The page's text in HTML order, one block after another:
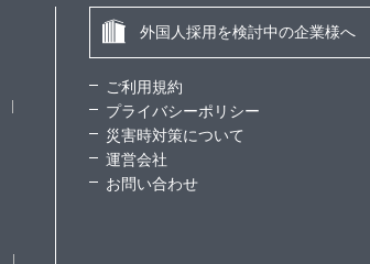
外国人採用を検討中の企業様へ
ご利用規約
プライバシーポリシー
災害時対策について
運営会社
お問い合わせ